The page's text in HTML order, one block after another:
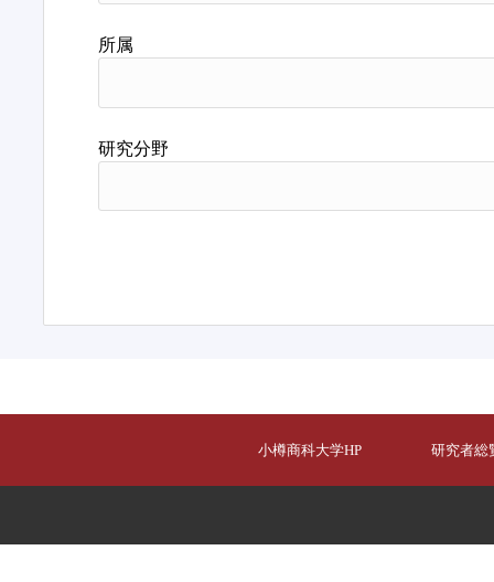
所属
研究分野
小樽商科大学HP 研究者総